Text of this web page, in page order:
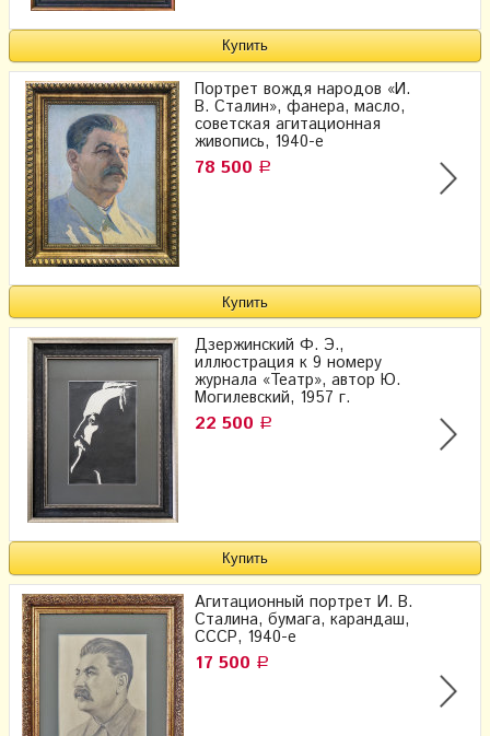
Портрет вождя народов «И.
В. Сталин», фанера, масло,
советская агитационная
живопись, 1940-е
78 500 Р
Дзержинский Ф. Э.,
иллюстрация к 9 номеру
журнала «Театр», автор Ю.
Могилевский, 1957 г.
22 500 Р
Агитационный портрет И. В.
Сталина, бумага, карандаш,
СССР, 1940-е
17 500 Р